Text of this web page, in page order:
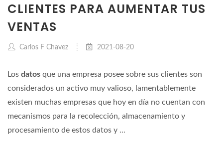
CLIENTES PARA AUMENTAR TUS
VENTAS
Carlos F Chavez 2021-08-20
Los datos que una empresa posee sobre sus clientes son
considerados un activo muy valioso, lamentablemente
existen muchas empresas que hoy en día no cuentan con
mecanismos para la recolección, almacenamiento y
procesamiento de estos datos y ...